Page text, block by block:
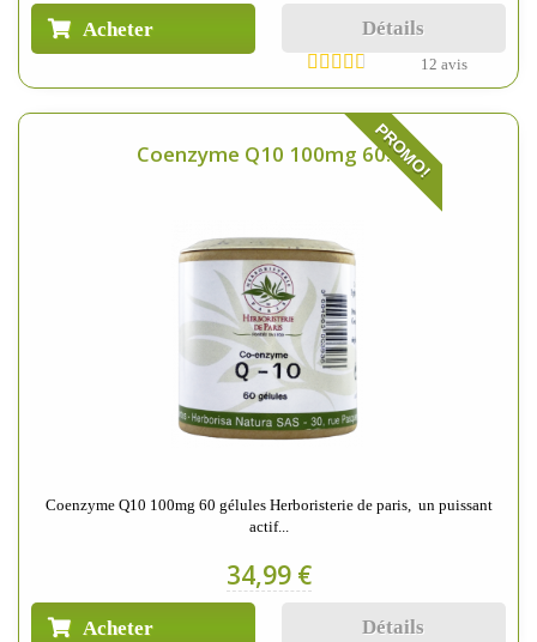
Acheter Détails
12 avis
Coenzyme Q10 100mg 60...PROMO!
Coenzyme Q10 100mg 60 gélules Herboristerie de paris, un puissant
actif...
34,99 €
Acheter Détails